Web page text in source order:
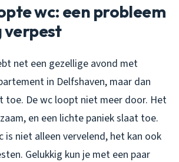
wc: een probleem
verpest
net een gezellige avond met
in Delfshaven, maar dan
De wc loopt niet meer door. Het
en een lichte paniek slaat toe.
is niet alleen vervelend, het kan ook
Gelukkig kun je met een paar